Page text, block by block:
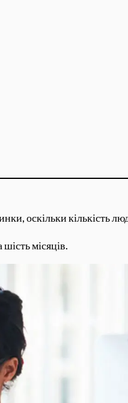
оскільки кількість
місяців.